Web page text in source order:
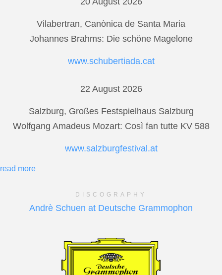
Vilabertran, Canònica de Santa Maria
Johannes Brahms: Die schöne Magelone
www.schubertiada.cat
22 August 2026
Salzburg, Großes Festspielhaus Salzburg
Wolfgang Amadeus Mozart: Così fan tutte KV 588
www.salzburgfestival.at
read more
DISCOGRAPHY
Andrè Schuen at Deutsche Grammophon